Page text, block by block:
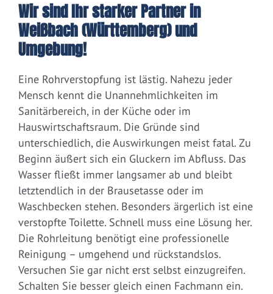
Wir sind Ihr starker Partner in
Weißbach (Württemberg) und
Umgebung!
Eine Rohrverstopfung ist lästig. Nahezu jeder
Mensch kennt die Unannehmlichkeiten im
Sanitärbereich, in der Küche oder im
Hauswirtschaftsraum. Die Gründe sind
unterschiedlich, die Auswirkungen meist fatal. Zu
Beginn äußert sich ein Gluckern im Abfluss. Das
Wasser fließt immer langsamer ab und bleibt
letztendlich in der Brausetasse oder im
Waschbecken stehen. Besonders ärgerlich ist eine
verstopfte Toilette. Schnell muss eine Lösung her.
Die Rohrleitung benötigt eine professionelle
Reinigung – umgehend und rückstandslos.
Versuchen Sie gar nicht erst selbst einzugreifen.
Schalten Sie besser gleich einen Fachmann ein.